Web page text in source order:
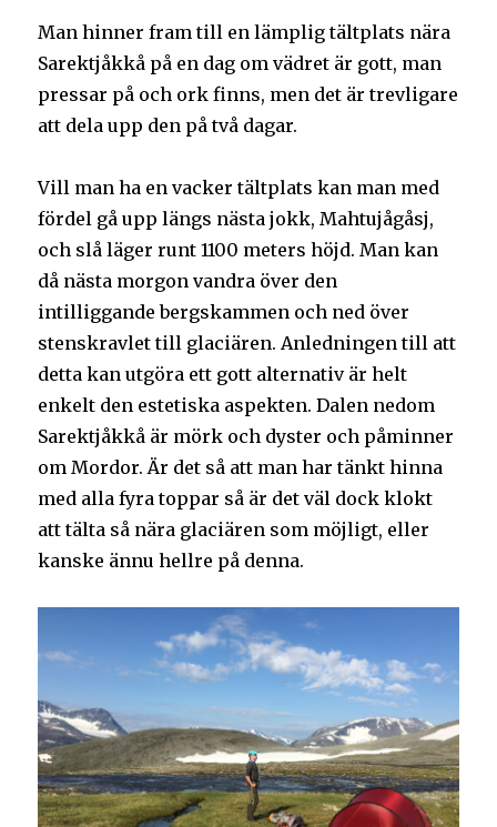
Man hinner fram till en lämplig tältplats nära
Sarektjåkkå på en dag om vädret är gott, man
pressar på och ork finns, men det är trevligare
att dela upp den på två dagar.
Vill man ha en vacker tältplats kan man med
fördel gå upp längs nästa jokk, Mahtujågåsj,
och slå läger runt 1100 meters höjd. Man kan
då nästa morgon vandra över den
intilliggande bergskammen och ned över
stenskravlet till glaciären. Anledningen till att
detta kan utgöra ett gott alternativ är helt
enkelt den estetiska aspekten. Dalen nedom
Sarektjåkkå är mörk och dyster och påminner
om Mordor. Är det så att man har tänkt hinna
med alla fyra toppar så är det väl dock klokt
att tälta så nära glaciären som möjligt, eller
kanske ännu hellre på denna.